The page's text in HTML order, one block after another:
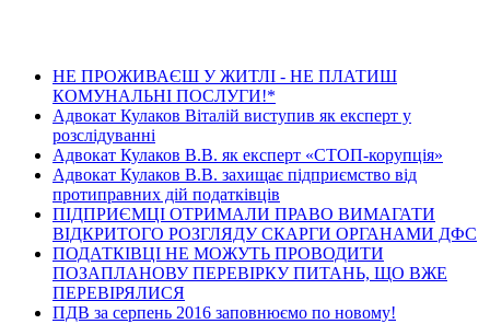
НЕ ПРОЖИВАЄШ У ЖИТЛІ - НЕ ПЛАТИШ
КОМУНАЛЬНІ ПОСЛУГИ!*
Адвокат Кулаков Віталій виступив як експерт у
розслідуванні
Адвокат Кулаков В.В. як експерт «СТОП-корупція»
Адвокат Кулаков В.В. захищає підприємство від
протиправних дій податківців
ПІДПРИЄМЦІ ОТРИМАЛИ ПРАВО ВИМАГАТИ
ВІДКРИТОГО РОЗГЛЯДУ СКАРГИ ОРГАНАМИ ДФС
ПОДАТКІВЦІ НЕ МОЖУТЬ ПРОВОДИТИ
ПОЗАПЛАНОВУ ПЕРЕВІРКУ ПИТАНЬ, ЩО ВЖЕ
ПЕРЕВІРЯЛИСЯ
ПДВ за серпень 2016 заповнюємо по новому!